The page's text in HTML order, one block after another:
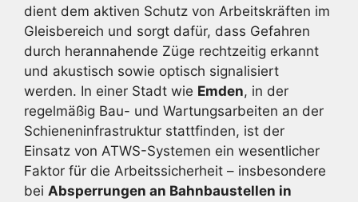
dient dem aktiven Schutz von Arbeitskräften im
Gleisbereich und sorgt dafür, dass Gefahren
durch herannahende Züge rechtzeitig erkannt
und akustisch sowie optisch signalisiert
werden. In einer Stadt wie Emden, in der
regelmäßig Bau- und Wartungsarbeiten an der
Schieneninfrastruktur stattfinden, ist der
Einsatz von ATWS-Systemen ein wesentlicher
Faktor für die Arbeitssicherheit – insbesondere
bei Absperrungen an Bahnbaustellen in